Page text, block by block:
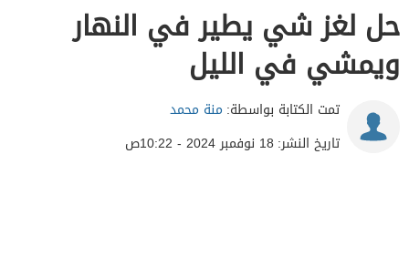
حل لغز شي يطير في النهار
ويمشي في الليل
تمت الكتابة بواسطة: منة محمد
تاريخ النشر: 18 نوفمبر 2024 - 10:22ص